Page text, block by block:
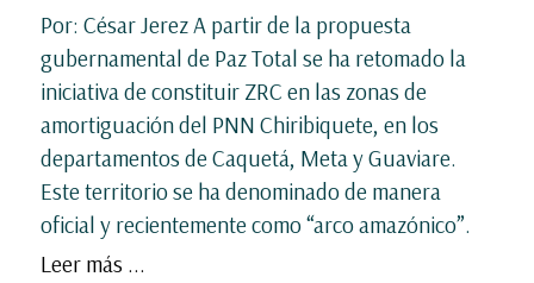
Por: César Jerez A partir de la propuesta
gubernamental de Paz Total se ha retomado la
iniciativa de constituir ZRC en las zonas de
amortiguación del PNN Chiribiquete, en los
departamentos de Caquetá, Meta y Guaviare.
Este territorio se ha denominado de manera
oficial y recientemente como “arco amazónico”.
Leer más ...